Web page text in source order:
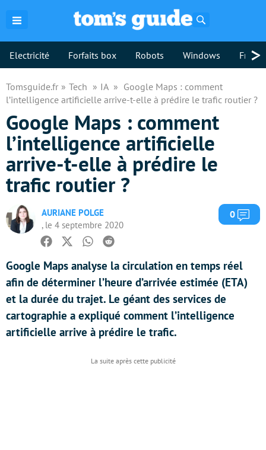
Electricité Forfaits box Robots Windows >
Tomsguide.fr Tech IA
Google Maps : comment
l’intelligence artificielle arrive-t-elle à prédire le trafic routier ?
Google Maps : comment
l’intelligence artificielle
arrive-t-elle à prédire le
trafic routier ?
AURIANE POLGE
, le 4 septembre 2020
0
Facebook
TwitterWhatsapp
Reddit
Google Maps analyse la circulation en temps réel
afin de déterminer l’heure d’arrivée estimée (ETA)
et la durée du trajet. Le géant des services de
cartographie a expliqué comment l’intelligence
artificielle arrive à prédire le trafic.